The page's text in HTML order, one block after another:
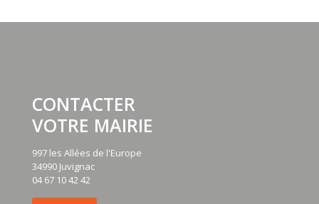
CONTACTER
VOTRE MAIRIE
997 les Allées de l'Europe
34990 Juvignac
04 67 10 42 42